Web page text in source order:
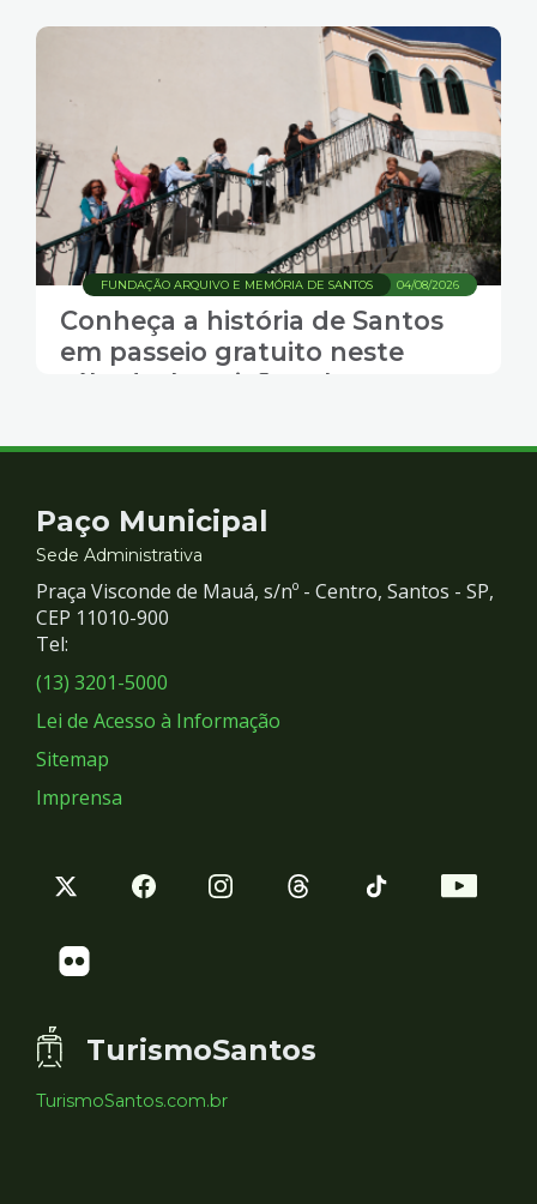
música e transporte gratuito
04/08/2026
FUNDAÇÃO ARQUIVO E MEMÓRIA DE SANTOS
Conheça a história de Santos
em passeio gratuito neste
sábado. Inscrições abertas
Contato
e
Redes
Sociais
Paço Municipal
Sede Administrativa
Praça Visconde de Mauá, s/nº - Centro, Santos - SP,
CEP 11010-900
Tel:
(13) 3201-5000
Lei de Acesso à Informação
Sitemap
Imprensa
TurismoSantos
TurismoSantos.com.br